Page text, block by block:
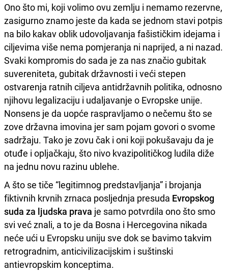
Ono što mi, koji volimo ovu zemlju i nemamo rezervne,
zasigurno znamo jeste da kada se jednom stavi potpis
na bilo kakav oblik udovoljavanja fašističkim idejama i
ciljevima više nema pomjeranja ni naprijed, a ni nazad.
Svaki kompromis do sada je za nas značio gubitak
suvereniteta, gubitak državnosti i veći stepen
ostvarenja ratnih ciljeva antidržavnih politika, odnosno
njihovu legalizaciju i udaljavanje o Evropske unije.
Nonsens je da uopće raspravljamo o nečemu što se
zove državna imovina jer sam pojam govori o svome
sadržaju. Tako je zovu čak i oni koji pokušavaju da je
otuđe i opljačkaju, što nivo kvazipolitičkog ludila diže
na jednu novu razinu ublehe.
A što se tiče “legitimnog predstavljanja” i brojanja
fiktivnih krvnih zrnaca posljednja presuda Evropskog
suda za ljudska prava je samo potvrdila ono što smo
svi već znali, a to je da Bosna i Hercegovina nikada
neće ući u Evropsku uniju sve dok se bavimo takvim
retrogradnim, anticivilizacijskim i suštinski
antievropskim konceptima.